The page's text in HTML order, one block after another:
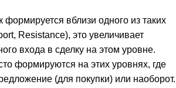
вблизи одного из таких
Resistance), это увеличивает
входа в сделку на этом уровне.
формируются на этих уровнях, где
(для покупки) или наоборот.